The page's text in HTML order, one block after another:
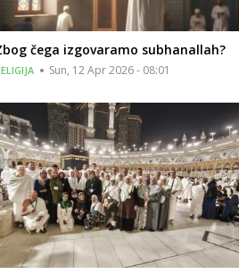
čega izgovaramo subhanallah?
Sun, 12 Apr 2026 - 08:01